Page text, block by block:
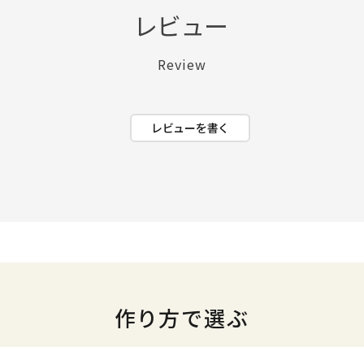
レビュー
Review
レビューを書く
作り方で選ぶ